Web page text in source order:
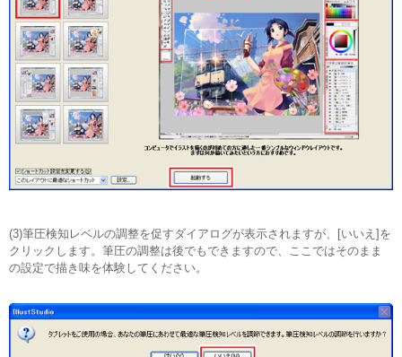
(3)筆圧検知レベルの調整を促すダイアログが表示されますが、[いいえ]を
クリックします。筆圧の調整は後でもできますので、ここではそのまま
の設定で描き味を体験してください。